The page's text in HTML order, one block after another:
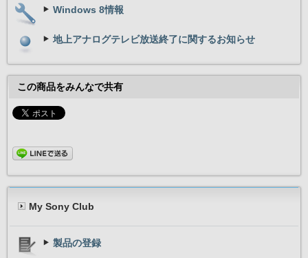
（店頭販売）
Windows 7
ズ」
Windows 8情報
地上アナログテレビ放送終了に関するお知らせ
この商品をみんなで共有
My Sony Club
製品の登録